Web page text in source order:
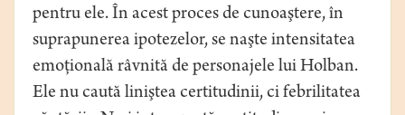
pentru ele. În acest proces de cunoaştere, în
suprapunerea ipotezelor, se naşte intensitatea
emoţională râvnită de personajele lui Holban.
Ele nu caută liniştea certitudinii, ci febrilitatea